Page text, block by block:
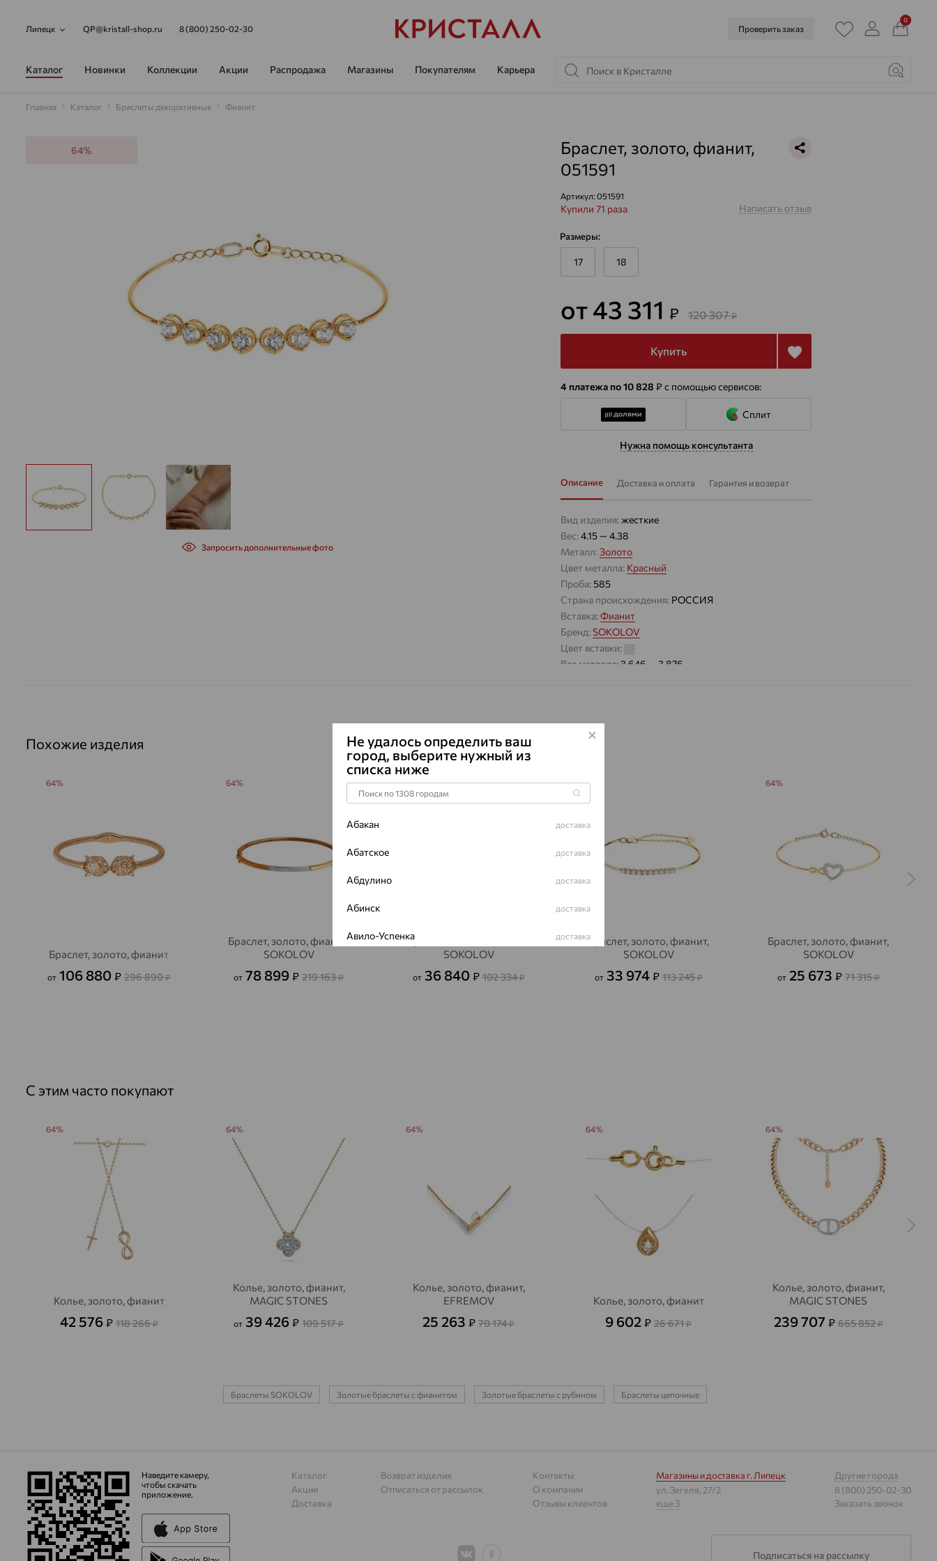
Липецк QP@kristall-shop.ru 8 (800) 250-02-30 Проверить заказ
0
Каталог Новинки Коллекции Акции Распродажа Магазины Покупателям Карьера
Главная Каталог Браслеты декоративные Фианит
64%
Запросить дополнительные фото
Браслет, золото, фианит,
051591
Артикул: 051591
Купили 71 разa Написать отзыв
Размеры:
17 18
от 43 311 ₽ 120 307₽
Купить
4 платежа по 10 828 ₽с помощью сервисов:
Сплит
Нужна помощь консультанта
Описание Доставка и оплата Гарантия и возврат
Вид изделия:жесткие
Вес:4.15 — 4.38
Металл:Золото
Цвет металла: Красный
Проба:585
Страна происхождения: РОССИЯ
Вставка:Фианит
Бренд:SOKOLOV
Цвет вставки:
Вес металла: 3.646 — 3.876
Похожие изделия
Браслет, золото, фианит
от 106 880 ₽ 296 890₽
64%
Браслет, золото, фианит,
SOKOLOV
от 78 899 ₽ 219 163₽
64%
Браслет, золото, фианит,
SOKOLOV
от 36 840 ₽ 102 334₽
64%
Браслет, золото, фианит,
SOKOLOV
от 33 974 ₽ 113 245₽
70%
Браслет, золото, фианит,
SOKOLOV
от 25 673 ₽ 71 315₽
64%
С этим часто покупают
Колье, золото, фианит
42 576 ₽ 118 266₽
64%
Колье, золото, фианит,
MAGIC STONES
от 39 426 ₽ 109 517₽
64%
Колье, золото, фианит,
EFREMOV
25 263 ₽ 70 174₽
64%
Колье, золото, фианит
9 602 ₽ 26 671₽
64%
Колье, золото, фианит,
MAGIC STONES
239 707 ₽ 665 852₽
64%
Браслеты SOKOLOV Золотые браслеты с фианитом Золотые браслеты с рубином Браслеты цепочные
Наведите камеру,
чтобы скачать
приложение.
Каталог
Акции
Доставка
Возврат изделия
Отписаться от рассылок
Контакты
О компании
Отзывы клиентов
Магазины и доставка г. Липецк
ул. Зегеля, 27/2
еще 3
Другие города
8 (800) 250-02-30
Заказать звонок
Подписаться на рассылку
Не удалось определить ваш
город, выберите нужный из
списка ниже
Абакан доставка
Абатское доставка
Абдулино доставка
Абинск доставка
Авило-Успенка доставка
доставка
Алейск доставка
Алексеевка доставка
доставка